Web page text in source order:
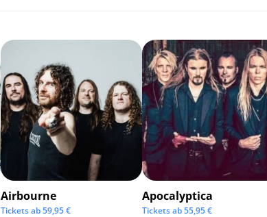
Airbourne
Tickets ab59,95€
Apocalyptica
Tickets ab55,95€